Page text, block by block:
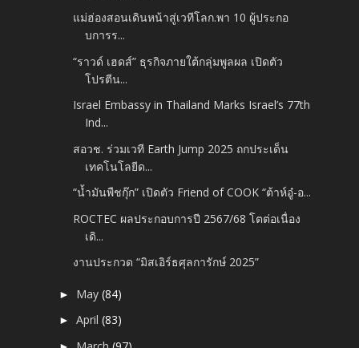
แม่ฮ่องสอนเดินหน้าสู่เวทีโลก.พา​ 10 ผู้ประกอ
บการร...
“ราวด์ เฮดส์” ธุรกิจภายใต้กลุ่มพูลผล เปิดตัว
โปรตีน...
Israel Embassy in Thailand Marks Israel’s 77th
Ind...
สอวช. ร่วมเวที Earth Jump 2025 ถกประเด็น
เทคโนโลยีด...
“น้ำมันพืชกุ๊ก” เปิดตัว Friend of COOK “ต้าห์อู๋-อ...
ROCTEC ผลประกอบการปี​ 2567/68 โตต่อเนื่อง​
เดิ...
งานประกวด “มิสเอิร์ธศุลการักษ์ 2025”
► May(84)
►April(83)